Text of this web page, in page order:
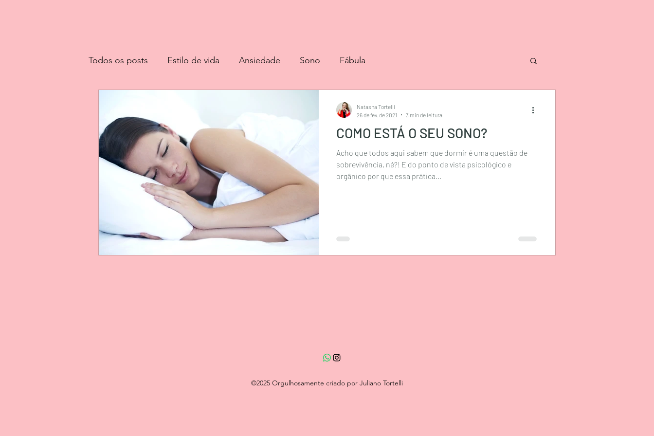
Todos os posts Estilo de vida Ansiedade Sono Fábula
COMO ESTÁ O SEU SONO?
Acho que todos aqui sabem que dormir é uma questão de
sobrevivência, né?! E do ponto de vista psicológico e
orgânico por que essa prática...
Natasha Tortelli
26 de fev. de 2021
3 min de leitura
©2025 Orgulhosamente criado por Juliano Tortelli